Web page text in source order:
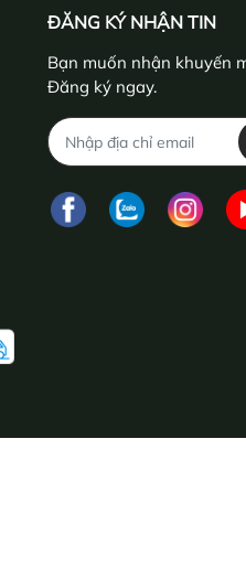
ĐĂNG KÝ NHẬN TIN
Bạn muốn nhận khuyến
Đăng ký ngay.